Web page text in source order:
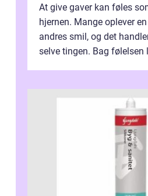
At give gaver kan føles
hjernen. Mange oplever
andres smil, og det
selve tingen. Bag følelsen